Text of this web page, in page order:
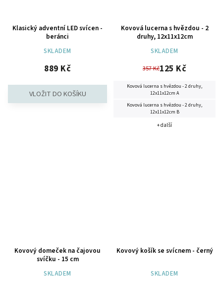
Klasický adventní LED svícen -
beránci
SKLADEM
889 Kč
Kovová lucerna s hvězdou - 2
druhy, 12x11x12cm
SKLADEM
357 Kč125 Kč
Kovová lucerna s hvězdou - 2 druhy,
12x11x12cm A
Kovová lucerna s hvězdou - 2 druhy,
12x11x12cm B
+ další
Kovový domeček na čajovou
svíčku - 15 cm
SKLADEM
Kovový košík se svícnem - černý
SKLADEM